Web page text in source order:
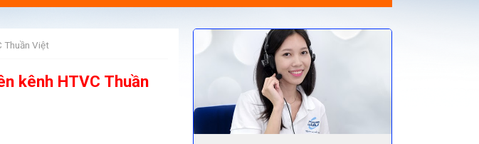
Thuần Việt
kênh HTVC Thuần